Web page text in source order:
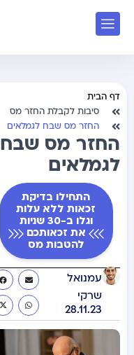
דף הבית
סיבות לקבלת החזר מס
החזר מס שבח לגמלאים
החזר מס שבח
לגמלאים
התחילו בדיקת
זכאות ללא עלות
וגלו ב-30 שניות
את זכאותכם
להטבות מס
עמנואל
שרקי
28.11.23